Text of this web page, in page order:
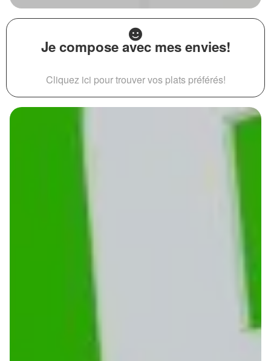
Je compose avec mes envies!
Cliquez ici pour trouver vos plats préférés!